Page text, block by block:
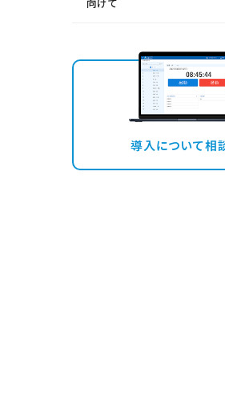
向けて
導入について相